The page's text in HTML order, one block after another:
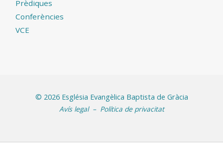
Prèdiques
Conferències
VCE
© 2026 Església Evangèlica Baptista de Gràcia
Avís legal– Política de privacitat